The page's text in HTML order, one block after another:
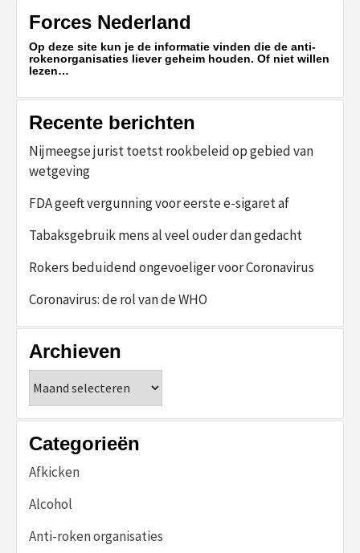
Forces Nederland
Op deze site kun je de informatie vinden die de anti-
rokenorganisaties liever geheim houden. Of niet willen
lezen…
Recente berichten
Nijmeegse jurist toetst rookbeleid op gebied van
wetgeving
FDA geeft vergunning voor eerste e-sigaret af
Tabaksgebruik mens al veel ouder dan gedacht
Rokers beduidend ongevoeliger voor Coronavirus
Coronavirus: de rol van de WHO
Archieven
Categorieën
Afkicken
Alcohol
Anti-roken organisaties